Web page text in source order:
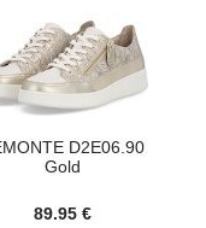
D2E06.90
Gold
89.95 €